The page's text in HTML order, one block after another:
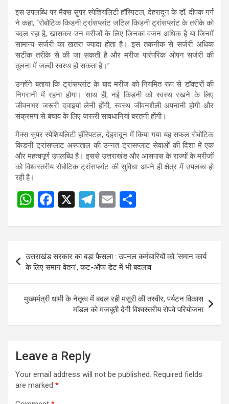
इस उपलब्धि पर मैक्स सुपर स्पेशियलिटी हॉस्पिटल, देहरादून के डॉ. दीपक गर्ग
ने कहा, “रोबोटिक किडनी ट्रांसप्लांट जटिल किडनी ट्रांसप्लांट के तरीके को
बदल रहा है, खासकर उन मरीजों के लिए जिनका वजन अधिक है या जिनमें
सामान्य सर्जरी का खतरा ज्यादा होता है। इस तकनीक से सर्जरी अधिक
सटीक तरीके से की जा सकती है और मरीज पारंपरिक ओपन सर्जरी की
तुलना में जल्दी स्वस्थ हो सकता है।”
उन्होंने बताया कि ट्रांसप्लांट के बाद मरीज को नियमित रूप से डॉक्टरों की
निगरानी में रहना होगा। साथ ही, नई किडनी को स्वस्थ रखने के लिए
जीवनभर जरूरी दवाइयां लेनी होंगी, स्वस्थ जीवनशैली अपनानी होगी और
संक्रमण से बचाव के लिए जरूरी सावधानियां बरतनी होंगी।
मैक्स सुपर स्पेशियलिटी हॉस्पिटल, देहरादून में किया गया यह सफल रोबोटिक
किडनी ट्रांसप्लांट अस्पताल की उन्नत ट्रांसप्लांट सेवाओं की दिशा में एक
और महत्वपूर्ण उपलब्धि है। इससे उत्तराखंड और आसपास के राज्यों के मरीजों
को विश्वस्तरीय रोबोटिक ट्रांसप्लांट की सुविधा अपने ही क्षेत्र में उपलब्ध हो
रही है।
PostW
at
A
p
p
F
ce
o
o
k
X
T
e
gr
a
m
E
ail ar
navigation
उत्तराखंड सरकार का बड़ा फैसला : उपनल कर्मचारियों को ‘समान कार्य
के लिए समान वेतन’, कट-ऑफ डेट में भी बदलाव
मुख्यमंत्री धामी के नेतृत्व में बदल रही मसूरी की तस्वीर, पर्यटन विकास
मॉडल को मजबूती देगी विश्वस्तरीय रोपवे परियोजना
Leave a Reply
Your email address will not be published. Required fields
are marked *